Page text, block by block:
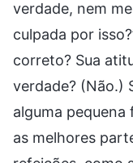
verdade, nem
culpada por
correto? Sua
verdade? (Não.)
alguma pequena
as melhores